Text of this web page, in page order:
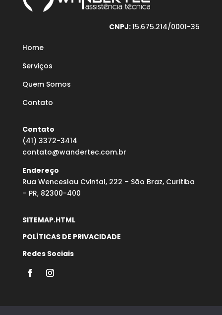
CNPJ:15.675.214/0001-35
Home
Serviços
Quem Somos
Contato
Contato
(41) 3372-3414
contato@wandertec.com.br
Endereço
Rua Wenceslau Cvintal, 222 – São Braz, Curitiba
– PR, 82300-400
SITEMAP.HTML
POLÍTICAS DE PRIVACIDADE
Redes Sociais